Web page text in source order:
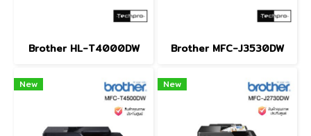
Brother HL-T4000DW Brother MFC-J3530DW
New New